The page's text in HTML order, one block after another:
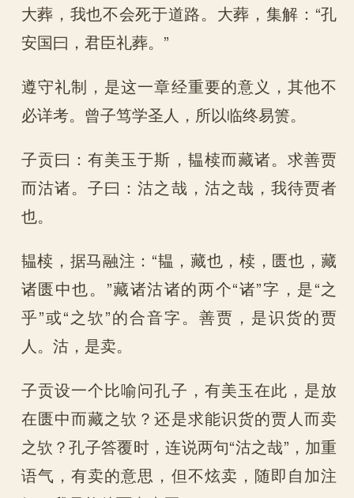
大葬，我也不会死于道路。大葬，集解：“孔
安国曰，君臣礼葬。”
遵守礼制，是这一章经重要的意义，其他不
必详考。曾子笃学圣人，所以临终易箦。
子贡曰：有美玉于斯，韫椟而藏诸。求善贾
而沽诸。子曰：沽之哉，沽之哉，我待贾者
也。
韫椟，据马融注：“韫，藏也，椟，匮也，藏
诸匮中也。”藏诸沽诸的两个“诸”字，是“之
乎”或“之欤”的合音字。善贾，是识货的贾
人。沽，是卖。
子贡设一个比喻问孔子，有美玉在此，是放
在匮中而藏之欤？还是求能识货的贾人而卖
之欤？孔子答覆时，连说两句“沽之哉”，加重
语气，有卖的意思，但不炫卖，随即自加注